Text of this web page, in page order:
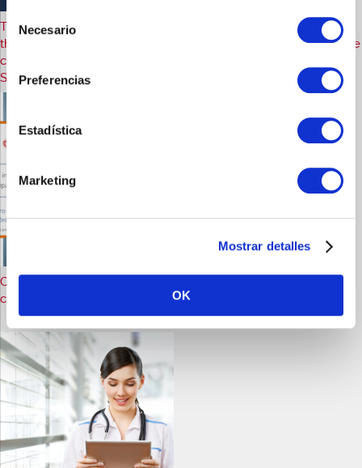
Selección
consentimiento
Necesario
Preferencias
Estadística
Marketing
Mostrar detalles
OK
The importance in handling the complications and challenges
that arise during the Colonoscopy and its clinical approach, is the
central core of the VI edition of Citrafleet International Scientific
Sessions 2019
Colophone, la línea telefónica gratuita para la preparación de la
colonoscopia